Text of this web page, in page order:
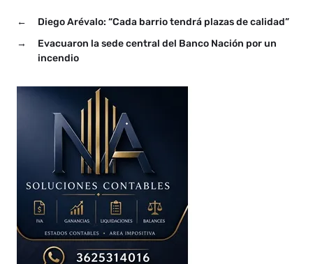
motivo del Torneo
←
Diego Arévalo: “Cada barrio tendrá plazas de calidad”
→
Evacuaron la sede central del Banco Nación por un
incendio